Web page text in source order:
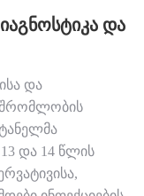
ᲓᲐ
და
და 14 წლის